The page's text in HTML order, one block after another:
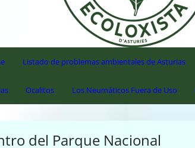
Listado de problemas ambientales de Asturias
Ocalitos Los Neumáticos Fuera de Uso
del Parque Nacional